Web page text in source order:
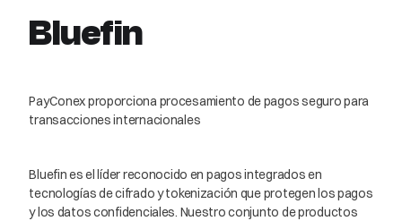
Bluefin
PayConex proporciona procesamiento de pagos seguro para
transacciones internacionales
Bluefin es el líder reconocido en pagos integrados en
tecnologías de cifrado y tokenización que protegen los pagos
y los datos confidenciales. Nuestro conjunto de productos